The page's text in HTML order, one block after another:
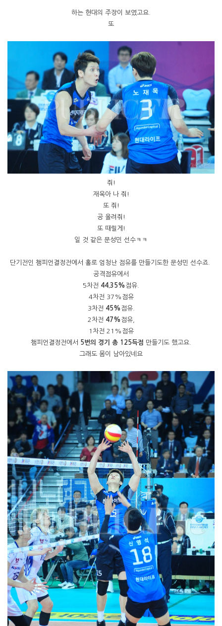
하는 현대의 주장이 보였고요.
또
줘!
재욱아 나 줘!
또 줘!
공 올려줘!
또 때릴게!
일 것 같은 문성민 선수ㅋㅋ
단기전인 챔피언결정전에서 홀로 엄청난 점유를 만들기도한 문성민 선수죠.
공격점유에서
5차전 44.35% 점유.
4차전 37%점유
3차전 45% 점유.
2차전 47% 점유,
1차전 21%점유
챔피언결정전에서 5번의 경기 총 125득점 만들기도 했고요.
그래도 몸이 남아있네요